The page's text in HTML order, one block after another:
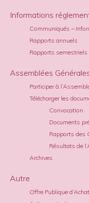
Informations
Communiqués –
Rapports annuels
Rapports semestriels
Assemblées
Participer à
Télécharger les
Convocation
Documents
Rapports des
Résultats de
Archives
Autre
Offre Publique